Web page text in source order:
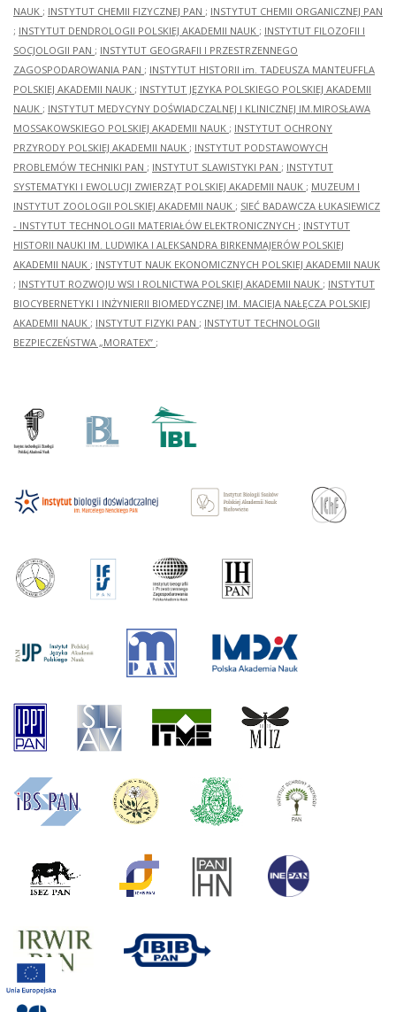
NAUK ; INSTYTUT CHEMII FIZYCZNEJ PAN ; INSTYTUT CHEMII ORGANICZNEJ PAN
; INSTYTUT DENDROLOGII POLSKIEJ AKADEMII NAUK ; INSTYTUT FILOZOFII I
SOCJOLOGII PAN ; INSTYTUT GEOGRAFII I PRZESTRZENNEGO
ZAGOSPODAROWANIA PAN ; INSTYTUT HISTORII im. TADEUSZA MANTEUFFLA
POLSKIEJ AKADEMII NAUK ; INSTYTUT JĘZYKA POLSKIEGO POLSKIEJ AKADEMII
NAUK ; INSTYTUT MEDYCYNY DOŚWIADCZALNEJ I KLINICZNEJ IM.MIROSŁAWA
MOSSAKOWSKIEGO POLSKIEJ AKADEMII NAUK ; INSTYTUT OCHRONY
PRZYRODY POLSKIEJ AKADEMII NAUK ; INSTYTUT PODSTAWOWYCH
PROBLEMÓW TECHNIKI PAN ; INSTYTUT SLAWISTYKI PAN ; INSTYTUT
SYSTEMATYKI I EWOLUCJI ZWIERZĄT POLSKIEJ AKADEMII NAUK ; MUZEUM I
INSTYTUT ZOOLOGII POLSKIEJ AKADEMII NAUK ; SIEĆ BADAWCZA ŁUKASIEWICZ
- INSTYTUT TECHNOLOGII MATERIAŁÓW ELEKTRONICZNYCH ; INSTYTUT
HISTORII NAUKI IM. LUDWIKA I ALEKSANDRA BIRKENMAJERÓW POLSKIEJ
AKADEMII NAUK ; INSTYTUT NAUK EKONOMICZNYCH POLSKIEJ AKADEMII NAUK
; INSTYTUT ROZWOJU WSI I ROLNICTWA POLSKIEJ AKADEMII NAUK ; INSTYTUT
BIOCYBERNETYKI I INŻYNIERII BIOMEDYCZNEJ IM. MACIEJA NAŁĘCZA POLSKIEJ
AKADEMII NAUK ; INSTYTUT FIZYKI PAN ; INSTYTUT TECHNOLOGII
BEZPIECZEŃSTWA „MORATEX” ;